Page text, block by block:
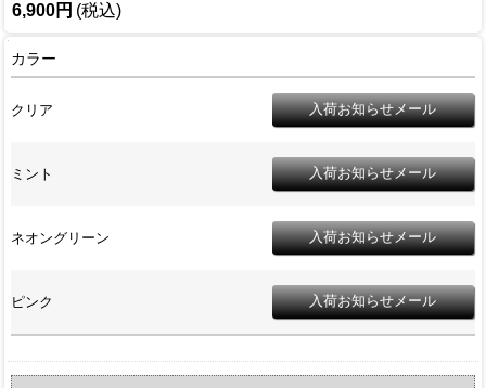
6,900円 (税込)
カラー
クリア
ミント
ネオングリーン
ピンク